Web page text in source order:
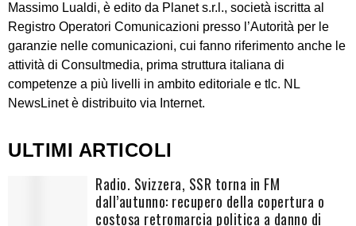
Massimo Lualdi, è edito da Planet s.r.l., società iscritta al
Registro Operatori Comunicazioni presso l’Autorità per le
garanzie nelle comunicazioni, cui fanno riferimento anche le
attività di Consultmedia, prima struttura italiana di
competenze a più livelli in ambito editoriale e tlc. NL
NewsLinet è distribuito via Internet.
ULTIMI ARTICOLI
Radio. Svizzera, SSR torna in FM
dall’autunno: recupero della copertura o
costosa retromarcia politica a danno di